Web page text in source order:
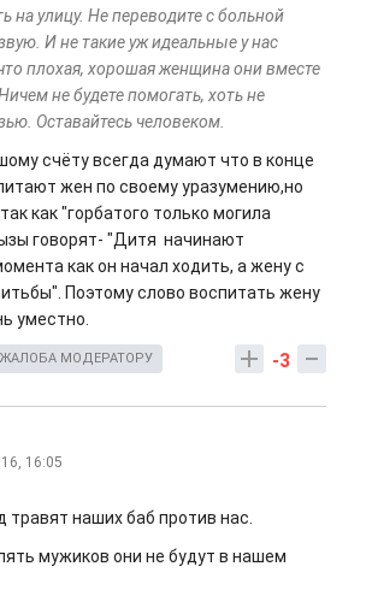
на улицу. Не переводите с больной
И не такие уж идеальные у нас
плохая, хорошая женщина они вместе
не будете помогать, хоть не
Оставайтесь человеком.
счёту всегда думают что в конце
жен по своему уразумению,но
как "горбатого только могила
говорят- "Дитя начинают
как он начал ходить, а жену с
Поэтому слово воспитать жену
уместно.
-3
ЖАЛОБА МОДЕРАТОРУ
16:05
наших баб против нас.
мужиков они не будут в нашем